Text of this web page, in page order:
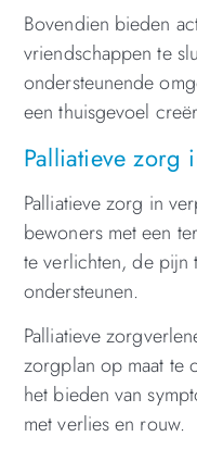
Bovendien bieden
vriendschappen te
ondersteunende
een thuisgevoel
Palliatieve zorg
Palliatieve zorg in
bewoners met een
te verlichten, de pijn
ondersteunen.
Palliatieve
zorgplan op maat te
het bieden van
met verlies en rouw.